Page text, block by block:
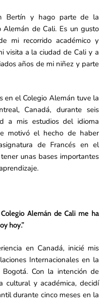
Bertín y hago parte de la
de Cali. Es un gusto
mi recorrido académico y
visita a la ciudad de Cali y a
años de mi niñez y parte
en el Colegio Alemán tuve la
Canadá, durante seis
a mis estudios del idioma
motivó el hecho de haber
de Francés en el
unas bases importantes
Alemán de Cali me ha
hoy.”
en Canadá, inicié mis
Internacionales en la
Con la intención de
cultural y académica, decidí
durante cinco meses en la